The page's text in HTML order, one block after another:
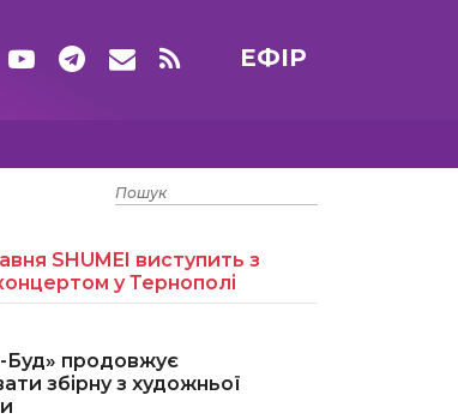
ЕФІР
15 ТРАВНЯ
SHUMEI виступить з
у Тернополі
Буд» продовжує
збірну з художньої